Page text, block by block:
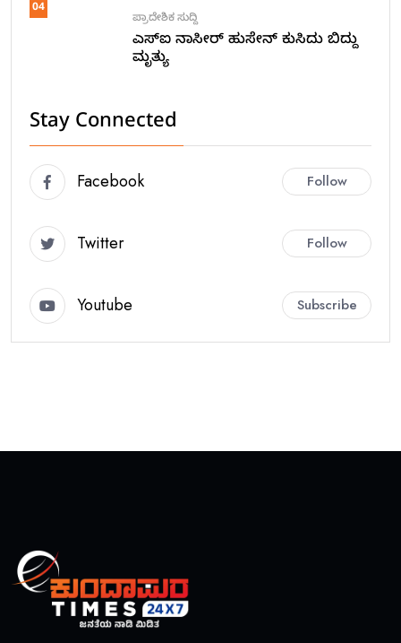
04
ಪ್ರಾದೇಶಿಕ ಸುದ್ದಿ
ಎಸ್ಐ ನಾಸೀರ್ ಹುಸೇನ್ ಕುಸಿದು ಬಿದ್ದು
ಮೃತ್ಯು
Stay Connected
Facebook Follow
Twitter Follow
Youtube Subscribe